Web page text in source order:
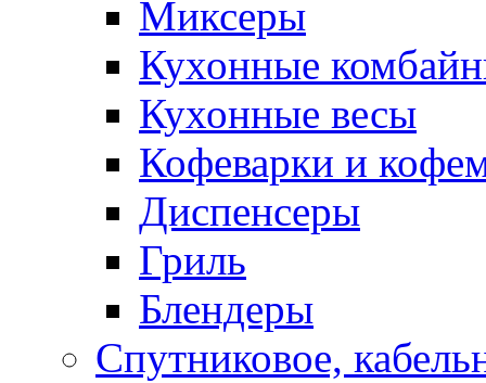
Миксеры
Кухонные
Кухонные весы
Кофеварки и
Диспенсеры
Гриль
Блендеры
Спутниковое,